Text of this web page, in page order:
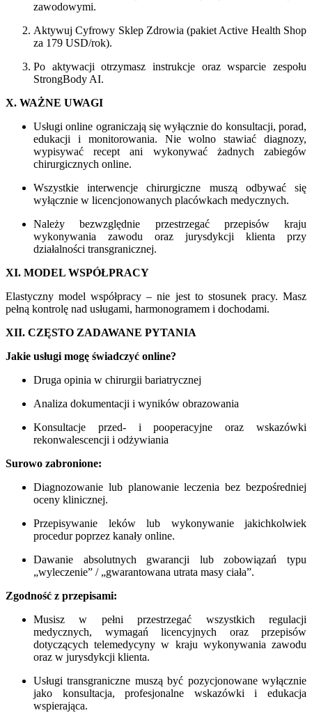
zawodowymi.
Aktywuj Cyfrowy Sklep Zdrowia (pakiet Active Health Shop
za 179 USD/rok).
Po aktywacji otrzymasz instrukcje oraz wsparcie zespołu
StrongBody AI.
X. WAŻNE UWAGI
Usługi online ograniczają się wyłącznie do konsultacji, porad,
edukacji i monitorowania. Nie wolno stawiać diagnozy,
wypisywać recept ani wykonywać żadnych zabiegów
chirurgicznych online.
Wszystkie interwencje chirurgiczne muszą odbywać się
wyłącznie w licencjonowanych placówkach medycznych.
Należy bezwzględnie przestrzegać przepisów kraju
wykonywania zawodu oraz jurysdykcji klienta przy
działalności transgranicznej.
XI. MODEL WSPÓŁPRACY
Elastyczny model współpracy – nie jest to stosunek pracy. Masz
pełną kontrolę nad usługami, harmonogramem i dochodami.
XII. CZĘSTO ZADAWANE PYTANIA
Jakie usługi mogę świadczyć online?
Druga opinia w chirurgii bariatrycznej
Analiza dokumentacji i wyników obrazowania
Konsultacje przed- i pooperacyjne oraz wskazówki
rekonwalescencji i odżywiania
Surowo zabronione:
Diagnozowanie lub planowanie leczenia bez bezpośredniej
oceny klinicznej.
Przepisywanie leków lub wykonywanie jakichkolwiek
procedur poprzez kanały online.
Dawanie absolutnych gwarancji lub zobowiązań typu
„wyleczenie” / „gwarantowana utrata masy ciała”.
Zgodność z przepisami:
Musisz w pełni przestrzegać wszystkich regulacji
medycznych, wymagań licencyjnych oraz przepisów
dotyczących telemedycyny w kraju wykonywania zawodu
oraz w jurysdykcji klienta.
Usługi transgraniczne muszą być pozycjonowane wyłącznie
jako konsultacja, profesjonalne wskazówki i edukacja
wspierająca.